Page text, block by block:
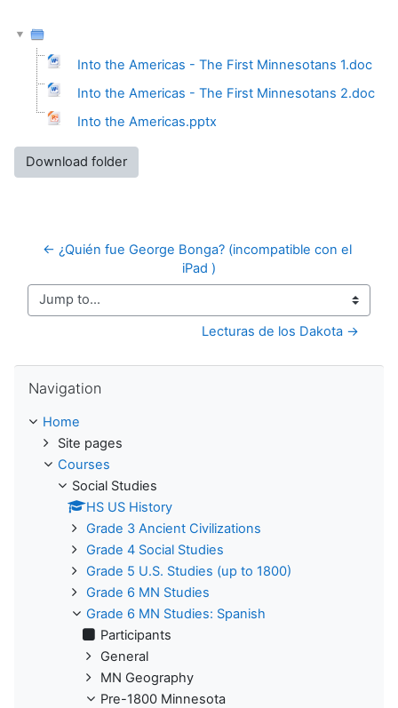
Into the Americas - The First Minnesotans 1.doc
Into the Americas - The First Minnesotans 2.doc
Into the Americas.pptx
Download folder
← ¿Quién fue George Bonga? (incompatible con el
iPad )
Jump to...
Lecturas de los Dakota →
Navigation
Home
Site pages
Courses
Social Studies
HS US History
Grade 3 Ancient Civilizations
Grade 4 Social Studies
Grade 5 U.S. Studies (up to 1800)
Grade 6 MN Studies
Grade 6 MN Studies: Spanish
Participants
General
MN Geography
Pre-1800 Minnesota